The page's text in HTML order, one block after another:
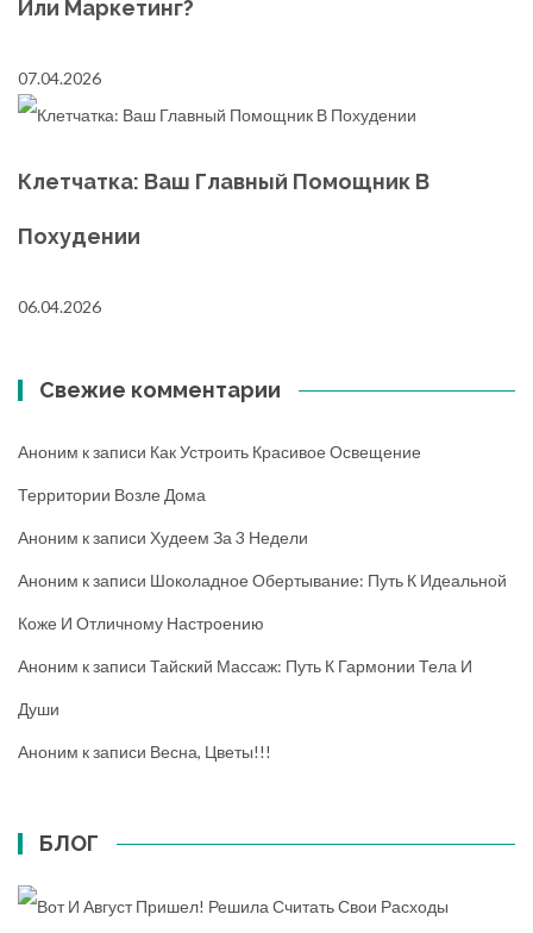
Или Маркетинг?
07.04.2026
Клетчатка: Ваш Главный Помощник В
Похудении
06.04.2026
Свежие комментарии
Аноним к записи Как Устроить Красивое Освещение
Территории Возле Дома
Аноним к записи Худеем За 3 Недели
Аноним к записи Шоколадное Обертывание: Путь К Идеальной
Коже И Отличному Настроению
Аноним к записи Тайский Массаж: Путь К Гармонии Тела И
Души
Аноним к записи Весна, Цветы!!!
БЛОГ